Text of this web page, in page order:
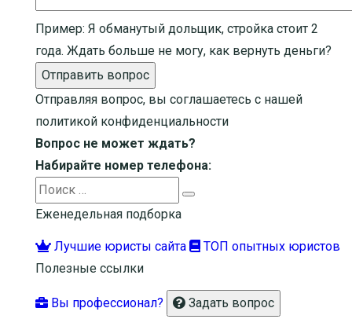
Пример: Я обманутый дольщик, стройка стоит 2
года. Ждать больше не могу, как вернуть деньги?
Отправить вопрос
Отправляя вопрос, вы соглашаетесь с нашей
политикой конфиденциальности
Вопрос не может ждать?
Набирайте номер телефона:
Search
for:
Еженедельная подборка
Лучшие юристы сайта
ТОП опытных юристов
Полезные ссылки
Вы профессионал?
Задать вопрос